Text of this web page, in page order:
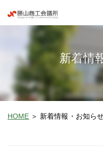
新着情
HOME 新着情報・お知ら